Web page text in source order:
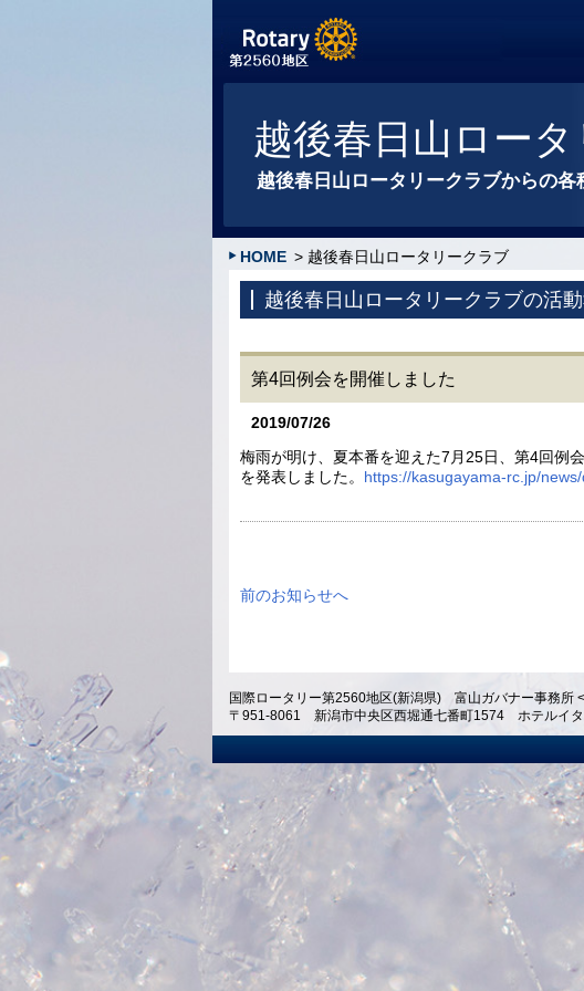
越後春日山ロー
越後春日山ロータリークラブからの
HOME > 越後春日山ロータリークラブ
越後春日山ロータリークラブの活
第4回例会を開催しました
2019/07/26
梅雨が明け、夏本番を迎えた7月25日、第4回例
を発表しました。 https://kasugayama-rc.jp/
前のお知らせへ
国際ロータリー第2560地区(新潟県) 富山ガバナー事務所 <
〒951-8061 新潟市中央区西堀通七番町1574 ホテルイ